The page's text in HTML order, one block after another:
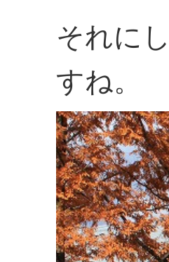
それに
すね。